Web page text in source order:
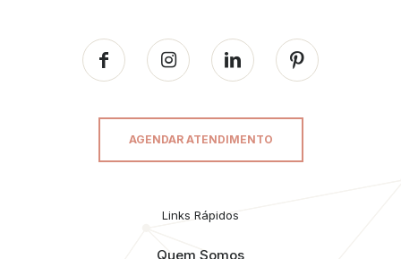
AGENDAR ATENDIMENTO
Links Rápidos
Quem Somos